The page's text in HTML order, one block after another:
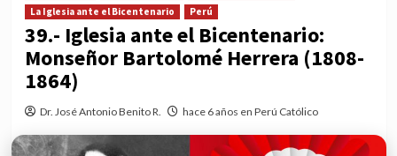
La Iglesia ante el Bicentenario
Perú
39.- Iglesia ante el Bicentenario:
Monseñor Bartolomé Herrera (1808-
1864)
Dr. José Antonio Benito R. hace 6 años en Perú Católico